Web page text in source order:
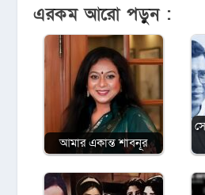
এরকম আরো পড়ুন :
আমার একান্ত শাবনূর